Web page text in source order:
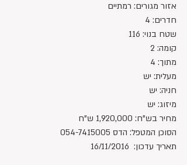
אזור מגורים: רמתיים
חדרים: 4
שטח בנוי: 116
קומה: 2
מתוך: 4
מעלית: יש
חניה: יש
מיזוג: יש
מחיר בש"ח: 1,920,000 ש"ח
הסוכן המטפל: הדס 054-7415005
תאריך עדכון:  16/11/2016